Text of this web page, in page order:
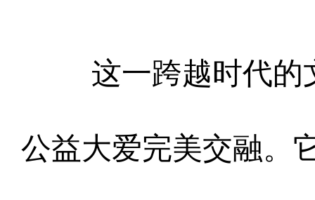
这一跨越时代的
公益大爱完美交融。